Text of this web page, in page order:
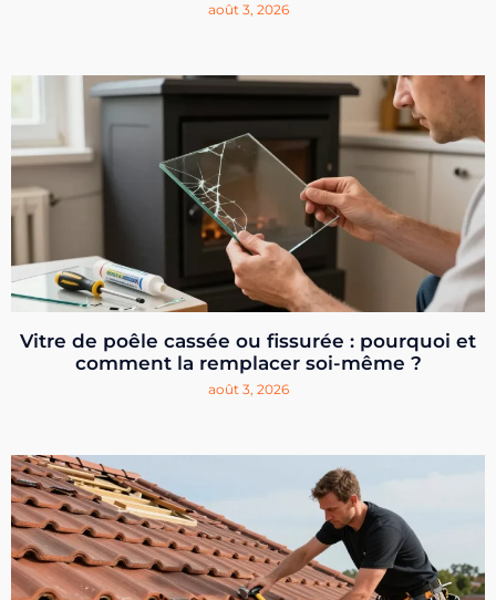
août 3, 2026
Vitre de poêle cassée ou fissurée : pourquoi et
comment la remplacer soi-même ?
août 3, 2026